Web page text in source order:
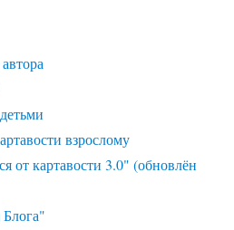
взрослому
от картавости 3.0" (обновлён